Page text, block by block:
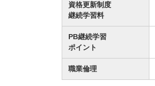
資格更新制度
継続学習料
PB継続学習
ポイント
職業倫理